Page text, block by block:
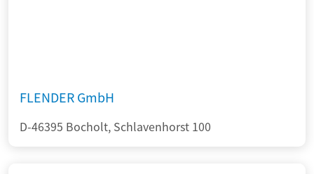
FLENDER GmbH
D-46395 Bocholt, Schlavenhorst 100